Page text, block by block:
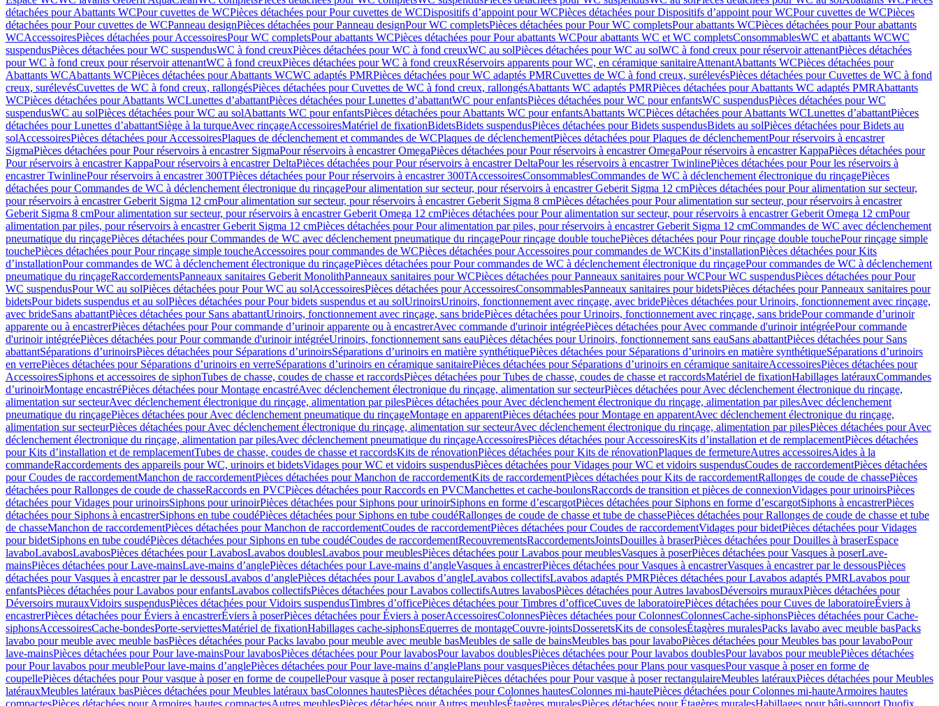
détachées pour Abattants WCPour cuvettes de WCPièces détachées pour Pour cuvettes de WCDispositifs d’appoint pour WCPièces détachées pour Dispositifs d’appoint pour WCPour cuvettes de WCPièces
détachées pour Pour cuvettes de WCPanneau designPièces détachées pour Panneau designPour WC completsPièces détachées pour Pour WC completsPour abattants WCPièces détachées pour Pour abattants
WCAccessoiresPièces détachées pour AccessoiresPour WC completsPour abattants WCPièces détachées pour Pour abattants WCPour abattants WC et WC completsConsommablesWC et abattants WCWC
suspendusPièces détachées pour WC suspendusWC à fond creuxPièces détachées pour WC à fond creuxWC au solPièces détachées pour WC au solWC à fond creux pour réservoir attenantPièces détachées
pour WC à fond creux pour réservoir attenantWC à fond creuxPièces détachées pour WC à fond creuxRéservoirs apparents pour WC, en céramique sanitaireAttenantAbattants WCPièces détachées pour
Abattants WCAbattants WCPièces détachées pour Abattants WCWC adaptés PMRPièces détachées pour WC adaptés PMRCuvettes de WC à fond creux, surélevésPièces détachées pour Cuvettes de WC à fond
creux, surélevésCuvettes de WC à fond creux, rallongésPièces détachées pour Cuvettes de WC à fond creux, rallongésAbattants WC adaptés PMRPièces détachées pour Abattants WC adaptés PMRAbattants
WCPièces détachées pour Abattants WCLunettes d’abattantPièces détachées pour Lunettes d’abattantWC pour enfantsPièces détachées pour WC pour enfantsWC suspendusPièces détachées pour WC
suspendusWC au solPièces détachées pour WC au solAbattants WC pour enfantsPièces détachées pour Abattants WC pour enfantsAbattants WCPièces détachées pour Abattants WCLunettes d’abattantPièces
détachées pour Lunettes d’abattantSiège à la turqueAvec rinçageAccessoiresMatériel de fixationBidetsBidets suspendusPièces détachées pour Bidets suspendusBidets au solPièces détachées pour Bidets au
solAccessoiresPièces détachées pour AccessoiresPlaques de déclenchement et commandes de WCPlaques de déclenchementPièces détachées pour Plaques de déclenchementPour réservoirs à encastrer
SigmaPièces détachées pour Pour réservoirs à encastrer SigmaPour réservoirs à encastrer OmegaPièces détachées pour Pour réservoirs à encastrer OmegaPour réservoirs à encastrer KappaPièces détachées pour
Pour réservoirs à encastrer KappaPour réservoirs à encastrer DeltaPièces détachées pour Pour réservoirs à encastrer DeltaPour les réservoirs à encastrer TwinlinePièces détachées pour Pour les réservoirs à
encastrer TwinlinePour réservoirs à encastrer 300TPièces détachées pour Pour réservoirs à encastrer 300TAccessoiresConsommablesCommandes de WC à déclenchement électronique du rinçagePièces
détachées pour Commandes de WC à déclenchement électronique du rinçagePour alimentation sur secteur, pour réservoirs à encastrer Geberit Sigma 12 cmPièces détachées pour Pour alimentation sur secteur,
pour réservoirs à encastrer Geberit Sigma 12 cmPour alimentation sur secteur, pour réservoirs à encastrer Geberit Sigma 8 cmPièces détachées pour Pour alimentation sur secteur, pour réservoirs à encastrer
Geberit Sigma 8 cmPour alimentation sur secteur, pour réservoirs à encastrer Geberit Omega 12 cmPièces détachées pour Pour alimentation sur secteur, pour réservoirs à encastrer Geberit Omega 12 cmPour
alimentation par piles, pour réservoirs à encastrer Geberit Sigma 12 cmPièces détachées pour Pour alimentation par piles, pour réservoirs à encastrer Geberit Sigma 12 cmCommandes de WC avec déclenchement
pneumatique du rinçagePièces détachées pour Commandes de WC avec déclenchement pneumatique du rinçagePour rinçage double touchePièces détachées pour Pour rinçage double touchePour rinçage simple
touchePièces détachées pour Pour rinçage simple toucheAccessoires pour commandes de WCPièces détachées pour Accessoires pour commandes de WCKits d’installationPièces détachées pour Kits
d’installationPour commandes de WC à déclenchement électronique du rinçagePièces détachées pour Pour commandes de WC à déclenchement électronique du rinçagePour commandes de WC à déclenchement
pneumatique du rinçageRaccordementsPanneaux sanitaires Geberit MonolithPanneaux sanitaires pour WCPièces détachées pour Panneaux sanitaires pour WCPour WC suspendusPièces détachées pour Pour
WC suspendusPour WC au solPièces détachées pour Pour WC au solAccessoiresPièces détachées pour AccessoiresConsommablesPanneaux sanitaires pour bidetsPièces détachées pour Panneaux sanitaires pour
bidetsPour bidets suspendus et au solPièces détachées pour Pour bidets suspendus et au solUrinoirsUrinoirs, fonctionnement avec rinçage, avec bridePièces détachées pour Urinoirs, fonctionnement avec rinçage,
avec brideSans abattantPièces détachées pour Sans abattantUrinoirs, fonctionnement avec rinçage, sans bridePièces détachées pour Urinoirs, fonctionnement avec rinçage, sans bridePour commande d’urinoir
apparente ou à encastrerPièces détachées pour Pour commande d’urinoir apparente ou à encastrerAvec commande d'urinoir intégréePièces détachées pour Avec commande d'urinoir intégréePour commande
d'urinoir intégréePièces détachées pour Pour commande d'urinoir intégréeUrinoirs, fonctionnement sans eauPièces détachées pour Urinoirs, fonctionnement sans eauSans abattantPièces détachées pour Sans
abattantSéparations d’urinoirsPièces détachées pour Séparations d’urinoirsSéparations d’urinoirs en matière synthétiquePièces détachées pour Séparations d’urinoirs en matière synthétiqueSéparations d’urinoirs
en verrePièces détachées pour Séparations d’urinoirs en verreSéparations d’urinoirs en céramique sanitairePièces détachées pour Séparations d’urinoirs en céramique sanitaireAccessoiresPièces détachées pour
AccessoiresSiphons et accessoires de siphonTubes de chasse, coudes de chasse et raccordsPièces détachées pour Tubes de chasse, coudes de chasse et raccordsMatériel de fixationHabillages latérauxCommandes
dʼurinoirMontage encastréPièces détachées pour Montage encastréAvec déclenchement électronique du rinçage, alimentation sur secteurPièces détachées pour Avec déclenchement électronique du rinçage,
alimentation sur secteurAvec déclenchement électronique du rinçage, alimentation par pilesPièces détachées pour Avec déclenchement électronique du rinçage, alimentation par pilesAvec déclenchement
pneumatique du rinçagePièces détachées pour Avec déclenchement pneumatique du rinçageMontage en apparentPièces détachées pour Montage en apparentAvec déclenchement électronique du rinçage,
alimentation sur secteurPièces détachées pour Avec déclenchement électronique du rinçage, alimentation sur secteurAvec déclenchement électronique du rinçage, alimentation par pilesPièces détachées pour Avec
déclenchement électronique du rinçage, alimentation par pilesAvec déclenchement pneumatique du rinçageAccessoiresPièces détachées pour AccessoiresKits d’installation et de remplacementPièces détachées
pour Kits d’installation et de remplacementTubes de chasse, coudes de chasse et raccordsKits de rénovationPièces détachées pour Kits de rénovationPlaques de fermetureAutres accessoiresAides à la
commandeRaccordements des appareils pour WC, urinoirs et bidetsVidages pour WC et vidoirs suspendusPièces détachées pour Vidages pour WC et vidoirs suspendusCoudes de raccordementPièces détachées
pour Coudes de raccordementManchon de raccordementPièces détachées pour Manchon de raccordementKits de raccordementPièces détachées pour Kits de raccordementRallonges de coude de chassePièces
détachées pour Rallonges de coude de chasseRaccords en PVCPièces détachées pour Raccords en PVCManchettes et cache-boulonsRaccords de transition et pièces de connexionVidages pour urinoirsPièces
détachées pour Vidages pour urinoirsSiphons pour urinoirPièces détachées pour Siphons pour urinoirSiphons en forme d’escargotPièces détachées pour Siphons en forme d’escargotSiphons à encastrerPièces
détachées pour Siphons à encastrerSiphons en tube coudéPièces détachées pour Siphons en tube coudéRallonges de coude de chasse et tube de chassePièces détachées pour Rallonges de coude de chasse et tube
de chasseManchon de raccordementPièces détachées pour Manchon de raccordementCoudes de raccordementPièces détachées pour Coudes de raccordementVidages pour bidetPièces détachées pour Vidages
pour bidetSiphons en tube coudéPièces détachées pour Siphons en tube coudéCoudes de raccordementRecouvrementsRaccordementsJointsDouilles à braserPièces détachées pour Douilles à braserEspace
lavaboLavabosLavabosPièces détachées pour LavabosLavabos doublesLavabos pour meublesPièces détachées pour Lavabos pour meublesVasques à poserPièces détachées pour Vasques à poserLave-
mainsPièces détachées pour Lave-mainsLave-mains d’anglePièces détachées pour Lave-mains d’angleVasques à encastrerPièces détachées pour Vasques à encastrerVasques à encastrer par le dessousPièces
détachées pour Vasques à encastrer par le dessousLavabos d’anglePièces détachées pour Lavabos d’angleLavabos collectifsLavabos adaptés PMRPièces détachées pour Lavabos adaptés PMRLavabos pour
enfantsPièces détachées pour Lavabos pour enfantsLavabos collectifsPièces détachées pour Lavabos collectifsAutres lavabosPièces détachées pour Autres lavabosDéversoirs murauxPièces détachées pour
Déversoirs murauxVidoirs suspendusPièces détachées pour Vidoirs suspendusTimbres dʼofficePièces détachées pour Timbres dʼofficeCuves de laboratoirePièces détachées pour Cuves de laboratoireÉviers à
encastrerPièces détachées pour Éviers à encastrerÉviers à poserPièces détachées pour Éviers à poserAccessoiresColonnesPièces détachées pour ColonnesColonnesCache-siphonsPièces détachées pour Cache-
siphonsAccessoiresCache-bondesPorte-serviettesMatériel de fixationHabillages cache-siphonsEquerres de montageCouvre-jointsDosseretsKits de consolesÉtagères muralesPacks lavabo avec meuble basPacks
lavabo pour meuble avec meuble basPièces détachées pour Packs lavabo pour meuble avec meuble basMeubles de salle de bainsMeubles bas pour lavaboPièces détachées pour Meubles bas pour lavaboPour
lave-mainsPièces détachées pour Pour lave-mainsPour lavabosPièces détachées pour Pour lavabosPour lavabos doublesPièces détachées pour Pour lavabos doublesPour lavabos pour meublePièces détachées
pour Pour lavabos pour meublePour lave-mains d’anglePièces détachées pour Pour lave-mains d’anglePlans pour vasquesPièces détachées pour Plans pour vasquesPour vasque à poser en forme de
coupellePièces détachées pour Pour vasque à poser en forme de coupellePour vasque à poser rectangulairePièces détachées pour Pour vasque à poser rectangulaireMeubles latérauxPièces détachées pour Meubles
latérauxMeubles latéraux basPièces détachées pour Meubles latéraux basColonnes hautesPièces détachées pour Colonnes hautesColonnes mi-hautePièces détachées pour Colonnes mi-hauteArmoires hautes
compactesPièces détachées pour Armoires hautes compactesAutres meublesPièces détachées pour Autres meublesÉtagères muralesPièces détachées pour Étagères muralesHabillages pour bâti-support Duofix